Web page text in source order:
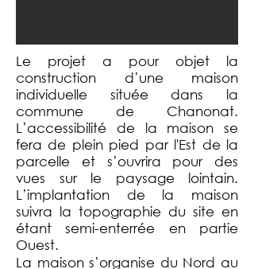
Le projet a pour objet la
construction d’une maison
individuelle située dans la
commune de Chanonat.
L’accessibilité de la maison se
fera de plein pied par l'Est de la
parcelle et s’ouvrira pour des
vues sur le paysage lointain.
L’implantation de la maison
suivra la topographie du site en
étant semi-enterrée en partie
Ouest.
La maison s’organise du Nord au